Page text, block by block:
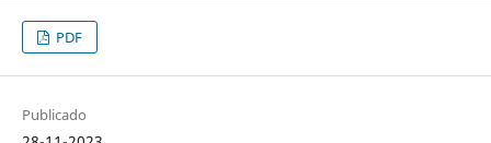
PDF
Publicado